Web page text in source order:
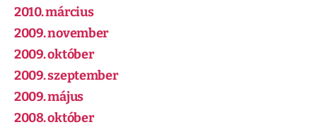
2010. március
2009. november
2009. október
2009. szeptember
2009. május
2008. október